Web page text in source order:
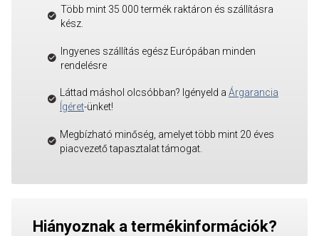
Több mint 35 000 termék raktáron és szállításra
kész.
Ingyenes szállítás egész Európában minden
rendelésre
Láttad máshol olcsóbban? Igényeld a Árgarancia
Ígéret-ünket!
Megbízható minőség, amelyet több mint 20 éves
piacvezető tapasztalat támogat.
Hiányoznak a termékinformációk?